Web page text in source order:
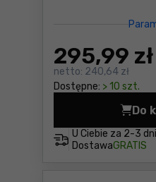
295,99 zł
netto: 240,64 zł
Dostępne: > 10 szt.
U Ciebie za 2-3 dni
DostawaGRATIS
Do